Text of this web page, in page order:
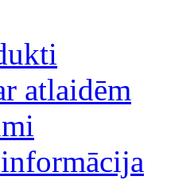
atlaidēm